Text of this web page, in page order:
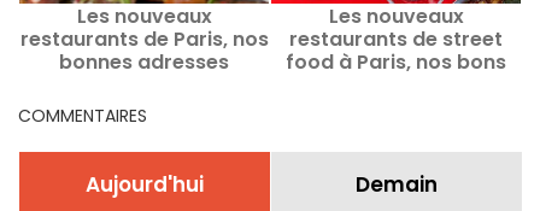
Les nouveaux
restaurants de Paris, nos
bonnes adresses
Les nouveaux
restaurants de street
food à Paris, nos bons
COMMENTAIRES
Aujourd'hui Demain